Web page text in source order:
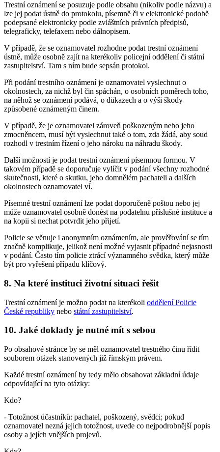
Trestní oznámení se posuzuje podle obsahu (nikoliv podle názvu) a
lze jej podat ústně do protokolu, písemně či v elektronické podobě
podepsané elektronicky podle zvláštních právních předpisů,
telegraficky, telefaxem nebo dálnopisem.
V případě, že se oznamovatel rozhodne podat trestní oznámení
ústně, může osobně zajít na kterékoliv policejní oddělení či státní
zastupitelství. Tam s ním bude sepsán protokol.
Při podání trestního oznámení je oznamovatel vyslechnut o
okolnostech, za nichž byl čin spáchán, o osobních poměrech toho,
na něhož se oznámení podává, o důkazech a o výši škody
způsobené oznámeným činem.
V případě, že je oznamovatel zároveň poškozeným nebo jeho
zmocněncem, musí být vyslechnut také o tom, zda žádá, aby soud
rozhodl v trestním řízení o jeho nároku na náhradu škody.
Další možností je podat trestní oznámení písemnou formou. V
takovém případě se doporučuje vylíčit v podání všechny rozhodné
skutečnosti, které o skutku, jeho domnělém pachateli a dalších
okolnostech oznamovatel ví.
Písemné trestní oznámení lze podat doporučeně poštou nebo jej
může oznamovatel osobně donést na podatelnu příslušné instituce a
na kopii si nechat potvrdit jeho přijetí.
Policie se věnuje i anonymním oznámením, ale prověřování se tím
značně komplikuje, jelikož není možné vyjasnit případné nejasnosti
v podání. Často tím policie ztrácí významného svědka, který může
být pro vyřešení případu klíčový.
8. Na které instituci životní situaci řešit
Trestní oznámení je možno podat na kterékoli oddělení Policie
České republiky nebo státní zastupitelství.
10. Jaké doklady je nutné mít s sebou
Po obsahové stránce by se měl oznamovatel trestného činu řídit
souborem otázek stanovených již římským právem.
Každé trestní oznámení by tedy mělo obsahovat základní údaje
odpovídající na tyto otázky:
Kdo?
- Totožnost účastníků: pachatel, poškozený, svědci; pokud
oznamovatel nezná jejich totožnost, uvede co nejpodrobnější popis
osoby a jejích vnějších projevů.